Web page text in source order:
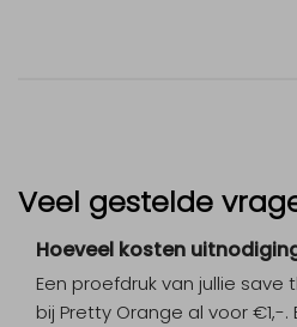
Veel gestelde
Hoeveel kosten
Een proefdruk van jullie
bij Pretty Orange al voor €1,-